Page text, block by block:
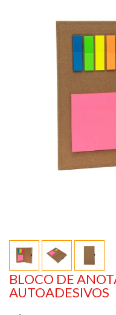
BLOCO DE
AUTOADESIVOS